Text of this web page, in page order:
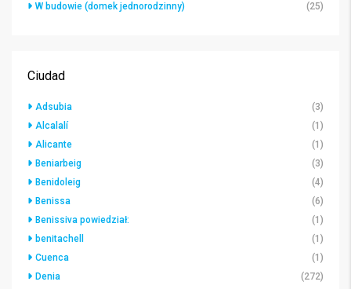
W budowie (domek jednorodzinny)
(25)
Ciudad
Adsubia
(3)
Alcalalí
(1)
Alicante
(1)
Beniarbeig
(3)
Benidoleig
(4)
Benissa
(6)
Benissiva powiedział:
(1)
benitachell
(1)
Cuenca
(1)
Denia
(272)